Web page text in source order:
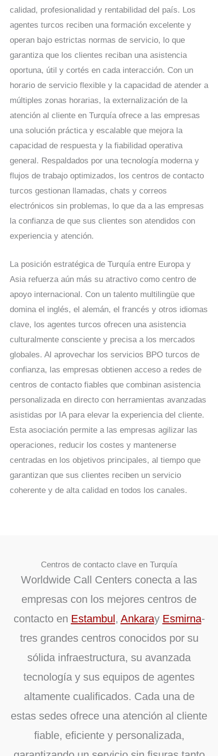
calidad, profesionalidad y rentabilidad del país. Los
agentes turcos reciben una formación excelente y
operan bajo estrictas normas de servicio, lo que
garantiza que los clientes reciban una asistencia
oportuna, útil y cortés en cada interacción. Con un
horario de servicio flexible y la capacidad de atender a
múltiples zonas horarias, la externalización de la
atención al cliente en Turquía ofrece a las empresas
una solución práctica y escalable que mejora la
capacidad de respuesta y la fiabilidad operativa
general. Respaldados por una tecnología moderna y
flujos de trabajo optimizados, los centros de contacto
turcos gestionan llamadas, chats y correos
electrónicos sin problemas, lo que da a las empresas
la confianza de que sus clientes son atendidos con
experiencia y atención.
La posición estratégica de Turquía entre Europa y
Asia refuerza aún más su atractivo como centro de
apoyo internacional. Con un talento multilingüe que
domina el inglés, el alemán, el francés y otros idiomas
clave, los agentes turcos ofrecen una asistencia
culturalmente consciente y precisa a los mercados
globales. Al aprovechar los servicios BPO turcos de
confianza, las empresas obtienen acceso a redes de
centros de contacto fiables que combinan asistencia
personalizada en directo con herramientas avanzadas
asistidas por IA para elevar la experiencia del cliente.
Esta asociación permite a las empresas agilizar las
operaciones, reducir los costes y mantenerse
centradas en los objetivos principales, al tiempo que
garantizan que sus clientes reciben un servicio
coherente y de alta calidad en todos los canales.
Centros de contacto clave en Turquía
Worldwide Call Centers conecta a las
empresas con los mejores centros de
contacto en Estambul, Ankaray Esmirna-
tres grandes centros conocidos por su
sólida infraestructura, su avanzada
tecnología y sus equipos de agentes
altamente cualificados. Cada una de
estas sedes ofrece una atención al cliente
fiable, eficiente y personalizada,